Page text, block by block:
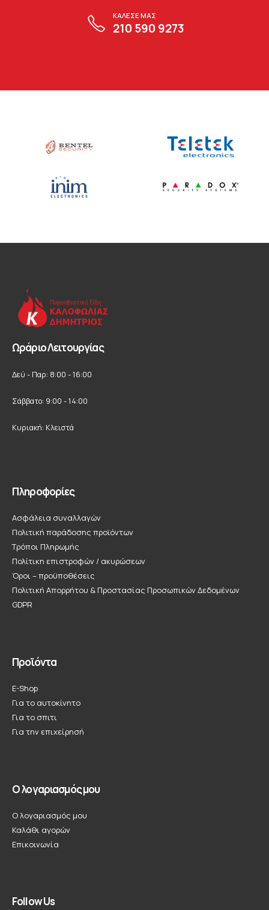
ΚΑΛΕΣΕ ΜΑΣ
210 590 9273
Ωράριο Λειτουργίας
Δεύ - Παρ: 8:00 - 16:00
Σάββατο: 9:00 - 14:00
Κυριακή: Κλειστά
Πληροφορίες
Ασφάλεια συναλλαγών
Πολιτική παράδοσης προϊόντων
Τρόποι Πληρωμής
Πολίτικη επιστροφών / ακυρώσεων
Όροι – προϋποθέσεις
Πολιτική Απορρήτου & Προστασίας Προσωπικών Δεδομένων
GDPR
Προϊόντα
E-Shop
Για το αυτοκίνητο
Για το σπιτι
Για την επιχείρησή
Ο λογαριασμός μου
Ο λογαριασμός μου
Καλάθι αγορών
Επικοινωνία
Follow Us